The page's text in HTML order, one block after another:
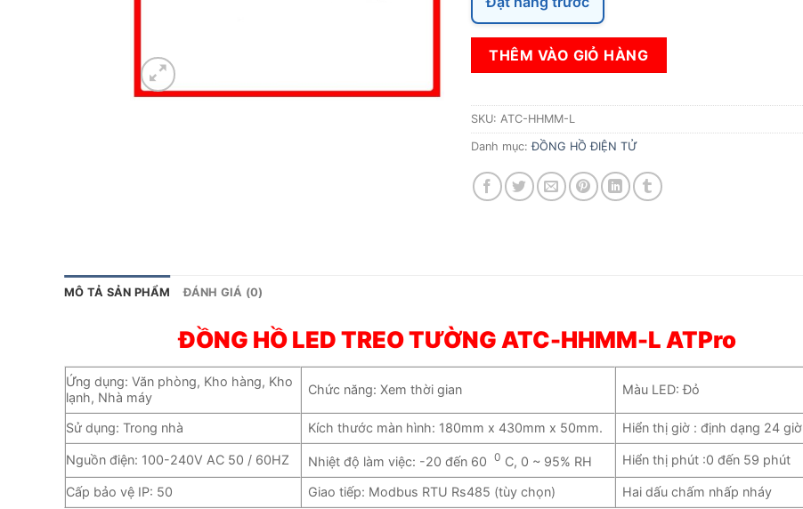
THÊM VÀO GIỎ HÀNG
SKU: ATC-HHMM-L
Danh mục:ĐỒNG HỒ ĐIỆN TỬ
MÔ TẢ SẢN PHẨM ĐÁNH GIÁ (0)
ĐỒNG HỒ LED TREO TƯỜNG ATC-HHMM-L ATPro
Ứng dụng: Văn phòng, Kho hàng, Kho
lạnh, Nhà máy
Chức năng: Xem thời gian Màu LED: Đỏ
Sử dụng: Trong nhà Kích thước màn hình: 180mm x 430mm x 50mm. Hiển thị giờ : định dạng 24 giờ
Nguồn điện: 100-240V AC 50 / 60HZ Nhiệt độ làm việc: -20 đến 600 C, 0 ~ 95% RH Hiển thị phút :0 đến 59 phút
Cấp bảo vệ IP: 50 Giao tiếp: Modbus RTU Rs485 (tùy chọn) Hai dấu chấm nhấp nháy